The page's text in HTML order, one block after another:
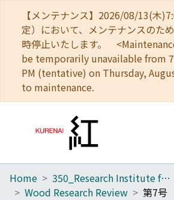
【メンテナンス】2026/08/13(木
定）において、メンテナンスのた
時停止いたします。
be temporarily unavailable from
PM (tentative) on Thursday,
to maintenance.
Home
Home
350_Research Institute for Sustainable Humanosphere
Wood Research Review
第7号